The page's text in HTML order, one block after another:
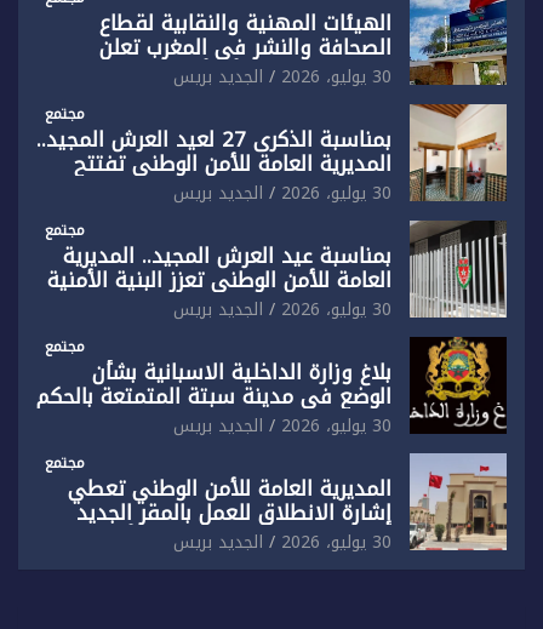
الهيئات المهنية والنقابية لقطاع
الصحافة والنشر في المغرب تعلن
رفضها القاطع لـ”أي أجندة انتخابية
مُعدة على مقاس سياسي ومصلحي
ضيق”
30 يوليو، 2026 الجديد بريس
مجتمع
بمناسبة الذكرى 27 لعيد العرش المجيد..
المديرية العامة للأمن الوطني تفتتح
المقر الجديد لفرقة الشرطة السياحية
بفاس
30 يوليو، 2026 الجديد بريس
مجتمع
بمناسبة عيد العرش المجيد.. المديرية
العامة للأمن الوطني تعزز البنية الأمنية
بالناظور بإحداث فرقتين جديدتين
30 يوليو، 2026 الجديد بريس
مجتمع
بلاغ وزارة الداخلية الاسبانية بشأن
الوضع في مدينة سبتة المتمتعة بالحكم
الذاتي
30 يوليو، 2026 الجديد بريس
مجتمع
المديرية العامة للأمن الوطني تعطي
إشارة الانطلاق للعمل بالمقر الجديد
للدائرة الثالثة للشرطة بولاية أمن العيون
30 يوليو، 2026 الجديد بريس